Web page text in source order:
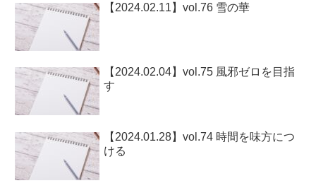
【2024.02.11】vol.76 雪の華
【2024.02.04】vol.75 風邪ゼロを目指
す
【2024.01.28】vol.74 時間を味方につ
ける